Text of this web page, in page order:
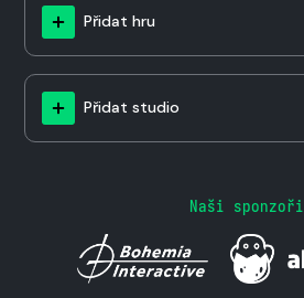
Přidat hru
Přidat studio
Naši sponzoři